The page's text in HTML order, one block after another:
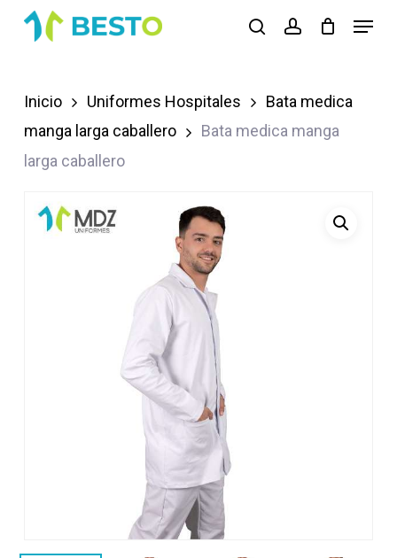
Skip
content
searchaccount
Menu
Inicio Uniformes Hospitales
Bata medica
manga larga caballero
Bata medica manga
larga caballero